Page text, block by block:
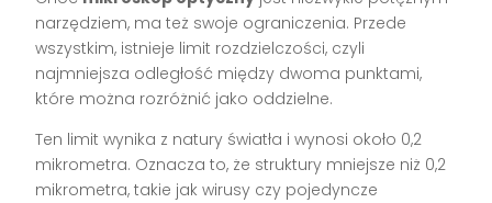
narzędziem, ma też swoje ograniczenia. Przede
wszystkim, istnieje limit rozdzielczości, czyli
najmniejsza odległość między dwoma punktami,
które można rozróżnić jako oddzielne.
Ten limit wynika z natury światła i wynosi około 0,2
mikrometra. Oznacza to, że struktury mniejsze niż 0,2
mikrometra, takie jak wirusy czy pojedyncze